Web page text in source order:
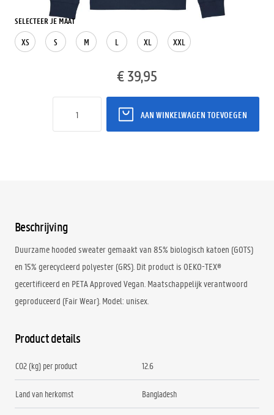
SELECTEER JE MAAT
XS S M L XL XXL
€ 39,95
AAN WINKELWAGEN TOEVOEGEN
Beschrijving
Duurzame hooded sweater gemaakt van 85% biologisch katoen (GOTS)
en 15% gerecycleerd polyester (GRS). Dit product is OEKO-TEX®
gecertificeerd en PETA Approved Vegan. Maatschappelijk verantwoord
geproduceerd (Fair Wear). Model: unisex.
Product details
CO2 (kg) per product 12.6
Land van herkomst Bangladesh